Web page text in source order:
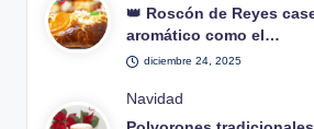
en
👑 Roscón de Reyes
aromático como el…
diciembre 24, 2025
Publicado
en
Navidad